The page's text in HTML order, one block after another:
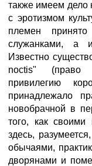
также имеем дело
с эротизмом
племен
служанками, а
Известно
noctis" (право
привилегию
принадлежало
новобрачной в
того, как
здесь,
обычаями,
дворянами и